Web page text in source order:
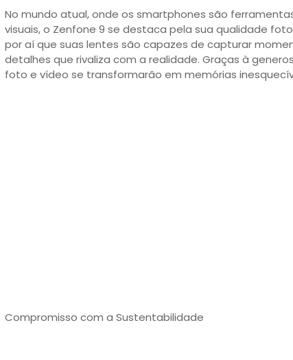
No mundo atual, onde os smartphones são
visuais, o Zenfone 9 se destaca pela sua qualidade
por aí que suas lentes são capazes de capturar
detalhes que rivaliza com a realidade. Graças à
foto e vídeo se transformarão em memórias
Compromisso com a Sustentabilidade